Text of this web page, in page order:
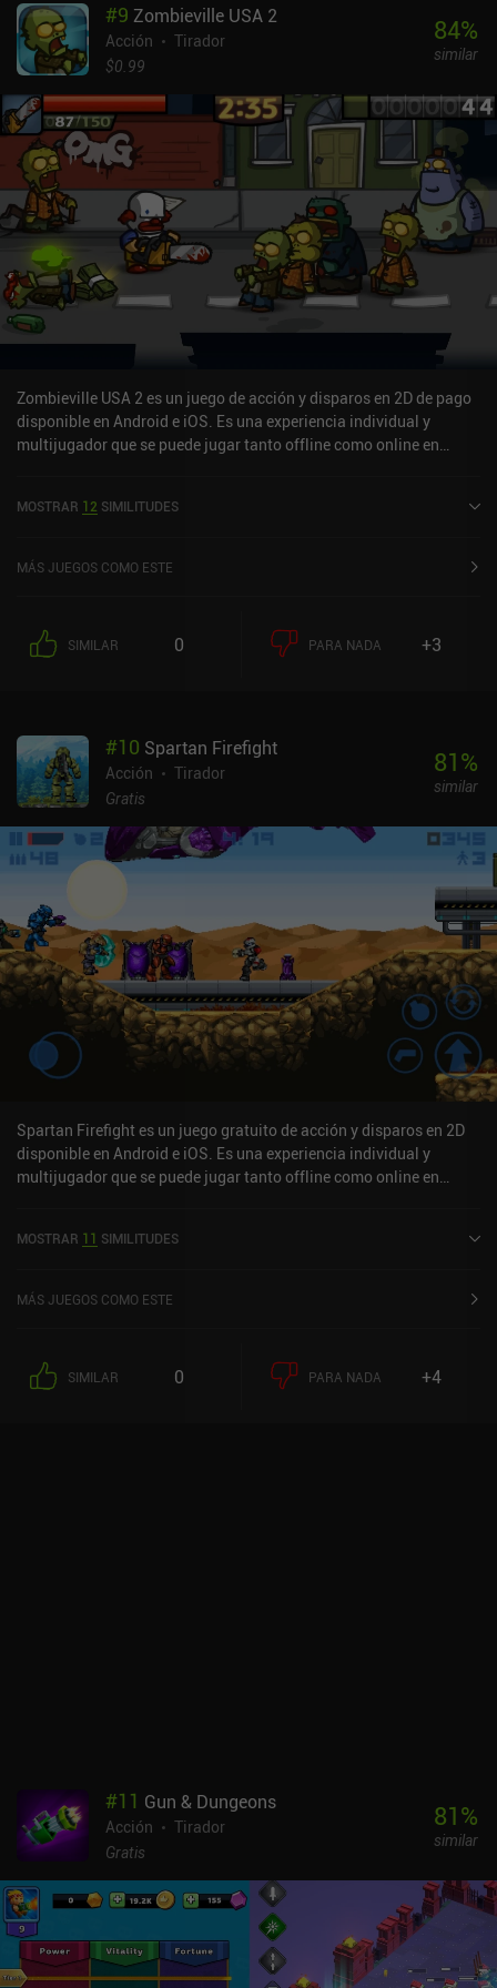
#9 Zombieville USA 2
Acción
Tirador
$0.99
84%
similar
Zombieville USA 2 es un juego de acción y disparos en 2D de pago
disponible en Android e iOS. Es una experiencia individual y
multijugador que se puede jugar tanto offline como online en
sobre 5,0 en la App Store de iOS.
MOSTRAR 12 SIMILITUDES
MÁS JUEGOS COMO ESTE
SIMILAR 0 PARA NADA +3
#10 Spartan Firefight
Acción
Tirador
Gratis
81%
similar
Spartan Firefight es un juego gratuito de acción y disparos en 2D
disponible en Android e iOS. Es una experiencia individual y
multijugador que se puede jugar tanto offline como online en
sobre 5,0 en la App Store de iOS.
MOSTRAR 11 SIMILITUDES
MÁS JUEGOS COMO ESTE
SIMILAR 0 PARA NADA +4
#11 Gun & Dungeons
Acción
Tirador
Gratis
81%
similar